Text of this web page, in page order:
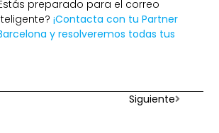
preparado para el correo
¡Contacta con tu Partner
y resolveremos todas tus
Siguiente